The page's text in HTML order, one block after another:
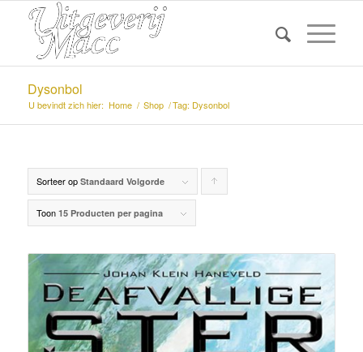
Dysonbol
U bevindt zich hier: Home / Shop /Tag: Dysonbol
Sorteer op Standaard Volgorde
Toon 15 Producten per pagina